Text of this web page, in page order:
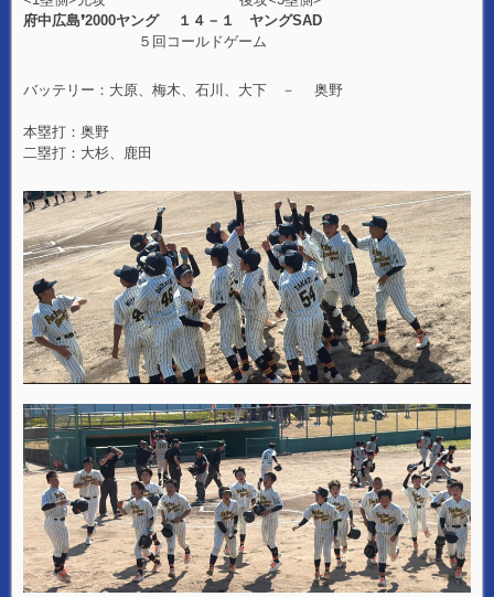
府中広島❜2000ヤング １４－１ ヤングSAD
５回コールドゲーム
バッテリー：大原、梅木、石川、大下 － 奥野
本塁打：奥野
二塁打：大杉、鹿田